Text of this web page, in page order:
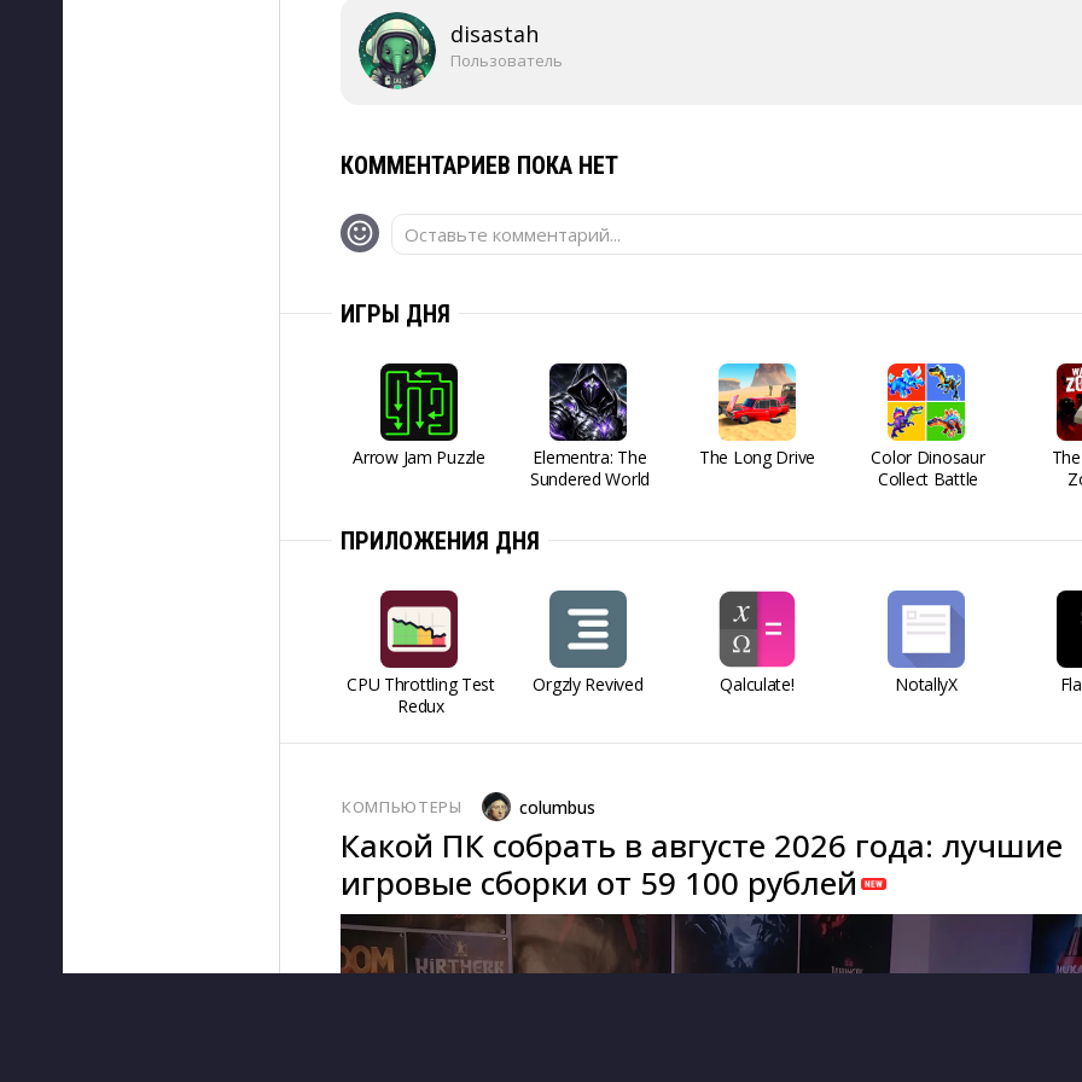
disastah
Пользователь
КОММЕНТАРИЕВ ПОКА НЕТ
Оставьте комментарий...
ИГРЫ ДНЯ
Arrow Jam Puzzle
Elementra: The
Sundered World
The Long Drive
Color Dinosaur
Collect Battle
ПРИЛОЖЕНИЯ ДНЯ
CPU Throttling Test
Redux
Orgzly Revived Qalculate! NotallyX
КОМПЬЮТЕРЫ columbus
Какой ПК собрать в августе 2026 года: лучшие
игровые сборки от 59 100 рублей